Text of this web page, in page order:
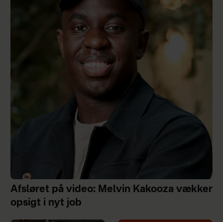
Afsløret på video: Melvin Kakooza vækker
opsigt i nyt job